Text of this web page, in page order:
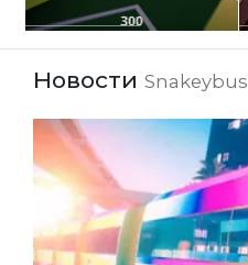
Новости Snakeybus